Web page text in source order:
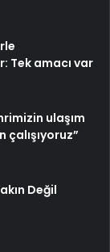
Tek amacı var
ulaşım
Değil